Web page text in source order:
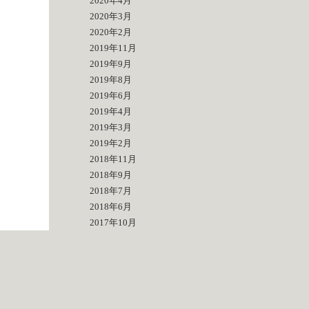
2020年3月
2020年2月
2019年11月
2019年9月
2019年8月
2019年6月
2019年4月
2019年3月
2019年2月
2018年11月
2018年9月
2018年7月
2018年6月
2017年10月